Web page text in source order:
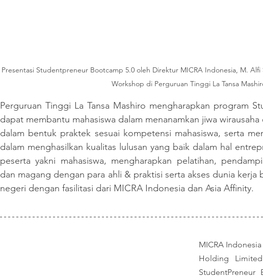
Presentasi Studentpreneur Bootcamp 5.0 oleh Direktur MICRA Indonesia, M. Alfi
Workshop di Perguruan Tinggi La Tansa
Perguruan Tinggi La Tansa Mashiro mengharapkan program
dapat membantu mahasiswa dalam menanamkan jiwa wirausaha
dalam bentuk praktek sesuai kompetensi mahasiswa, serta
dalam menghasilkan kualitas lulusan yang baik dalam hal
peserta yakni mahasiswa, mengharapkan pelatihan,
dan magang dengan para ahli & praktisi serta akses dunia kerja
negeri dengan fasilitasi dari MICRA Indonesia dan Asia Affinity.
MICRA
Holding
StudentPreneur